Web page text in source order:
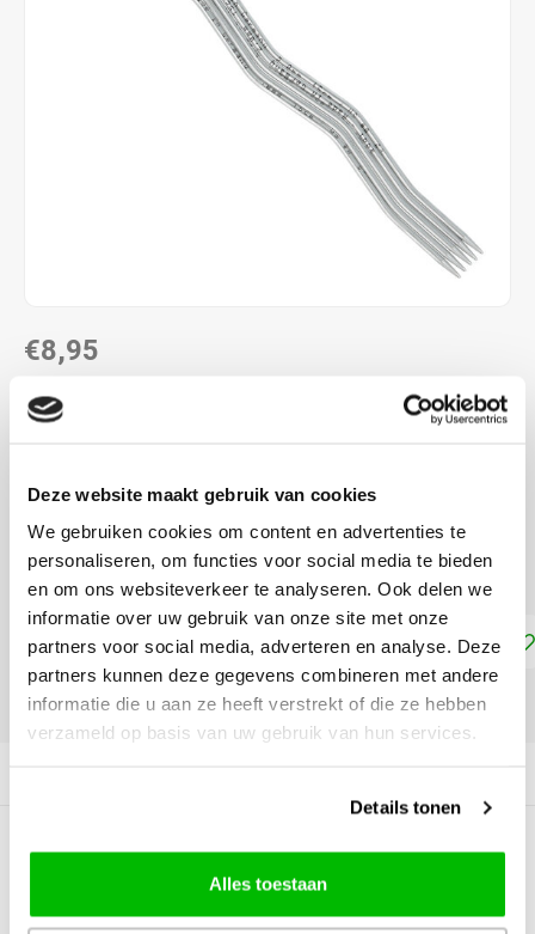
Deze website maakt gebruik van cookies
We gebruiken cookies om content en advertenties te
personaliseren, om functies voor social media te bieden
en om ons websiteverkeer te analyseren. Ook delen we
informatie over uw gebruik van onze site met onze
partners voor social media, adverteren en analyse. Deze
partners kunnen deze gegevens combineren met andere
informatie die u aan ze heeft verstrekt of die ze hebben
verzameld op basis van uw gebruik van hun services.
Details tonen
Alles toestaan
€8,95
DIRECT LEVERBAAR
*
2.0 mm - €8,95
Toevoegen aan winkelwagen
DELEN:
0STERREN OP BASIS VAN0
BEOORDELINGEN
0Reviews